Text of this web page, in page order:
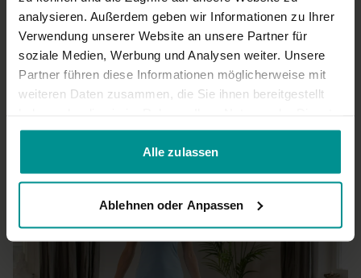
analysieren. Außerdem geben wir Informationen zu Ihrer
Verwendung unserer Website an unsere Partner für
soziale Medien, Werbung und Analysen weiter. Unsere
Partner führen diese Informationen möglicherweise mit
weiteren Daten zusammen, die Sie ihnen bereitgestellt
gesammelt haben.
Alle zulassen
Ablehnen oder Anpassen
Mehr laden